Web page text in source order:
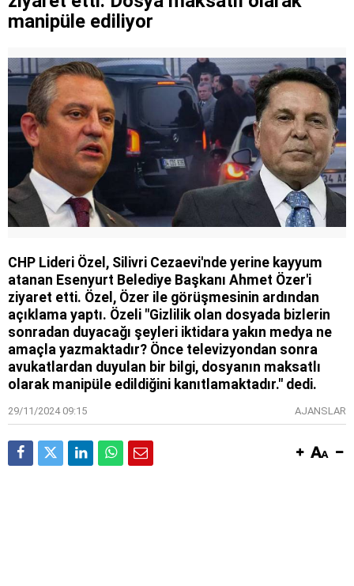
manipüle ediliyor
CHP Lideri Özel, Silivri Cezaevi'nde yerine kayyum
atanan Esenyurt Belediye Başkanı Ahmet Özer'i
ziyaret etti. Özel, Özer ile görüşmesinin ardından
açıklama yaptı. Özeli "Gizlilik olan dosyada bizlerin
sonradan duyacağı şeyleri iktidara yakın medya ne
amaçla yazmaktadır? Önce televizyondan sonra
avukatlardan duyulan bir bilgi, dosyanın maksatlı
olarak manipüle edildiğini kanıtlamaktadır." dedi.
29/11/2024 09:15 AJANSLAR